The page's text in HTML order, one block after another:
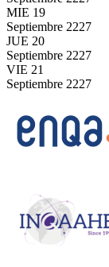
MIE 19
Septiembre 2227
JUE 20
Septiembre 2227
VIE 21
Septiembre 2227